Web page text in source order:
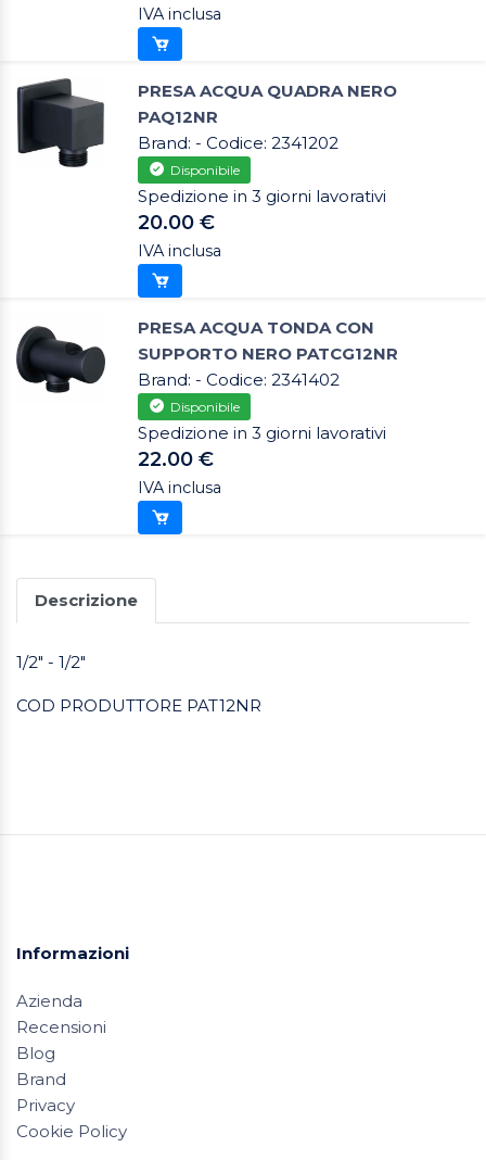
IVA inclusa
PRESA ACQUA QUADRA NERO
PAQ12NR
Brand: - Codice: 2341202
Disponibile
Spedizione in 3 giorni lavorativi
20.00 €
IVA inclusa
PRESA ACQUA TONDA CON
SUPPORTO NERO PATCG12NR
Brand: - Codice: 2341402
Disponibile
Spedizione in 3 giorni lavorativi
22.00 €
IVA inclusa
Descrizione
1/2" - 1/2"
COD PRODUTTORE PAT12NR
Informazioni
Azienda
Recensioni
Blog
Brand
Privacy
Cookie Policy